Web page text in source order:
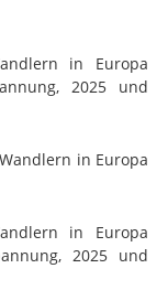
in Europa
2025 und
in Europa
in Europa
2025 und